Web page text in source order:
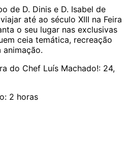
de D. Dinis e D. Isabel de
até ao século XIII na Feira
o seu lugar nas exclusivas
ceia temática, recreação
animação.
do Chef Luís Machado!: 24,
2 horas